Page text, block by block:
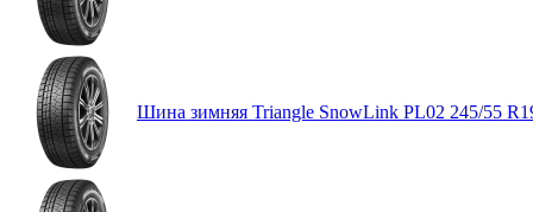
Шина зимняя Triangle SnowLink PL02 245/55